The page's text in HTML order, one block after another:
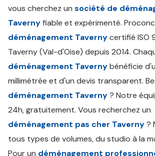
vous cherchez un société de
Tavernyfiable et expérimenté.
déménagement Tavernycertifié ISO
Taverny (Val-d'Oise) depuis 2014.
déménagement Tavernybénéficie
millimétrée et d'un devis transparent.
déménagement Taverny? Notre
24h, gratuitement. Vous recherchez un
déménagement pas cher Taverny?
tous types de volumes, du studio à la
Pour un déménagement